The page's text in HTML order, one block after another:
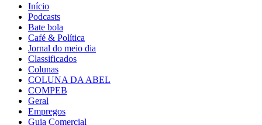
Início
Podcasts
Bate bola
Café & Política
Jornal do meio dia
Classificados
Colunas
COLUNA DA ABEL
COMPEB
Geral
Empregos
Guia Comercial